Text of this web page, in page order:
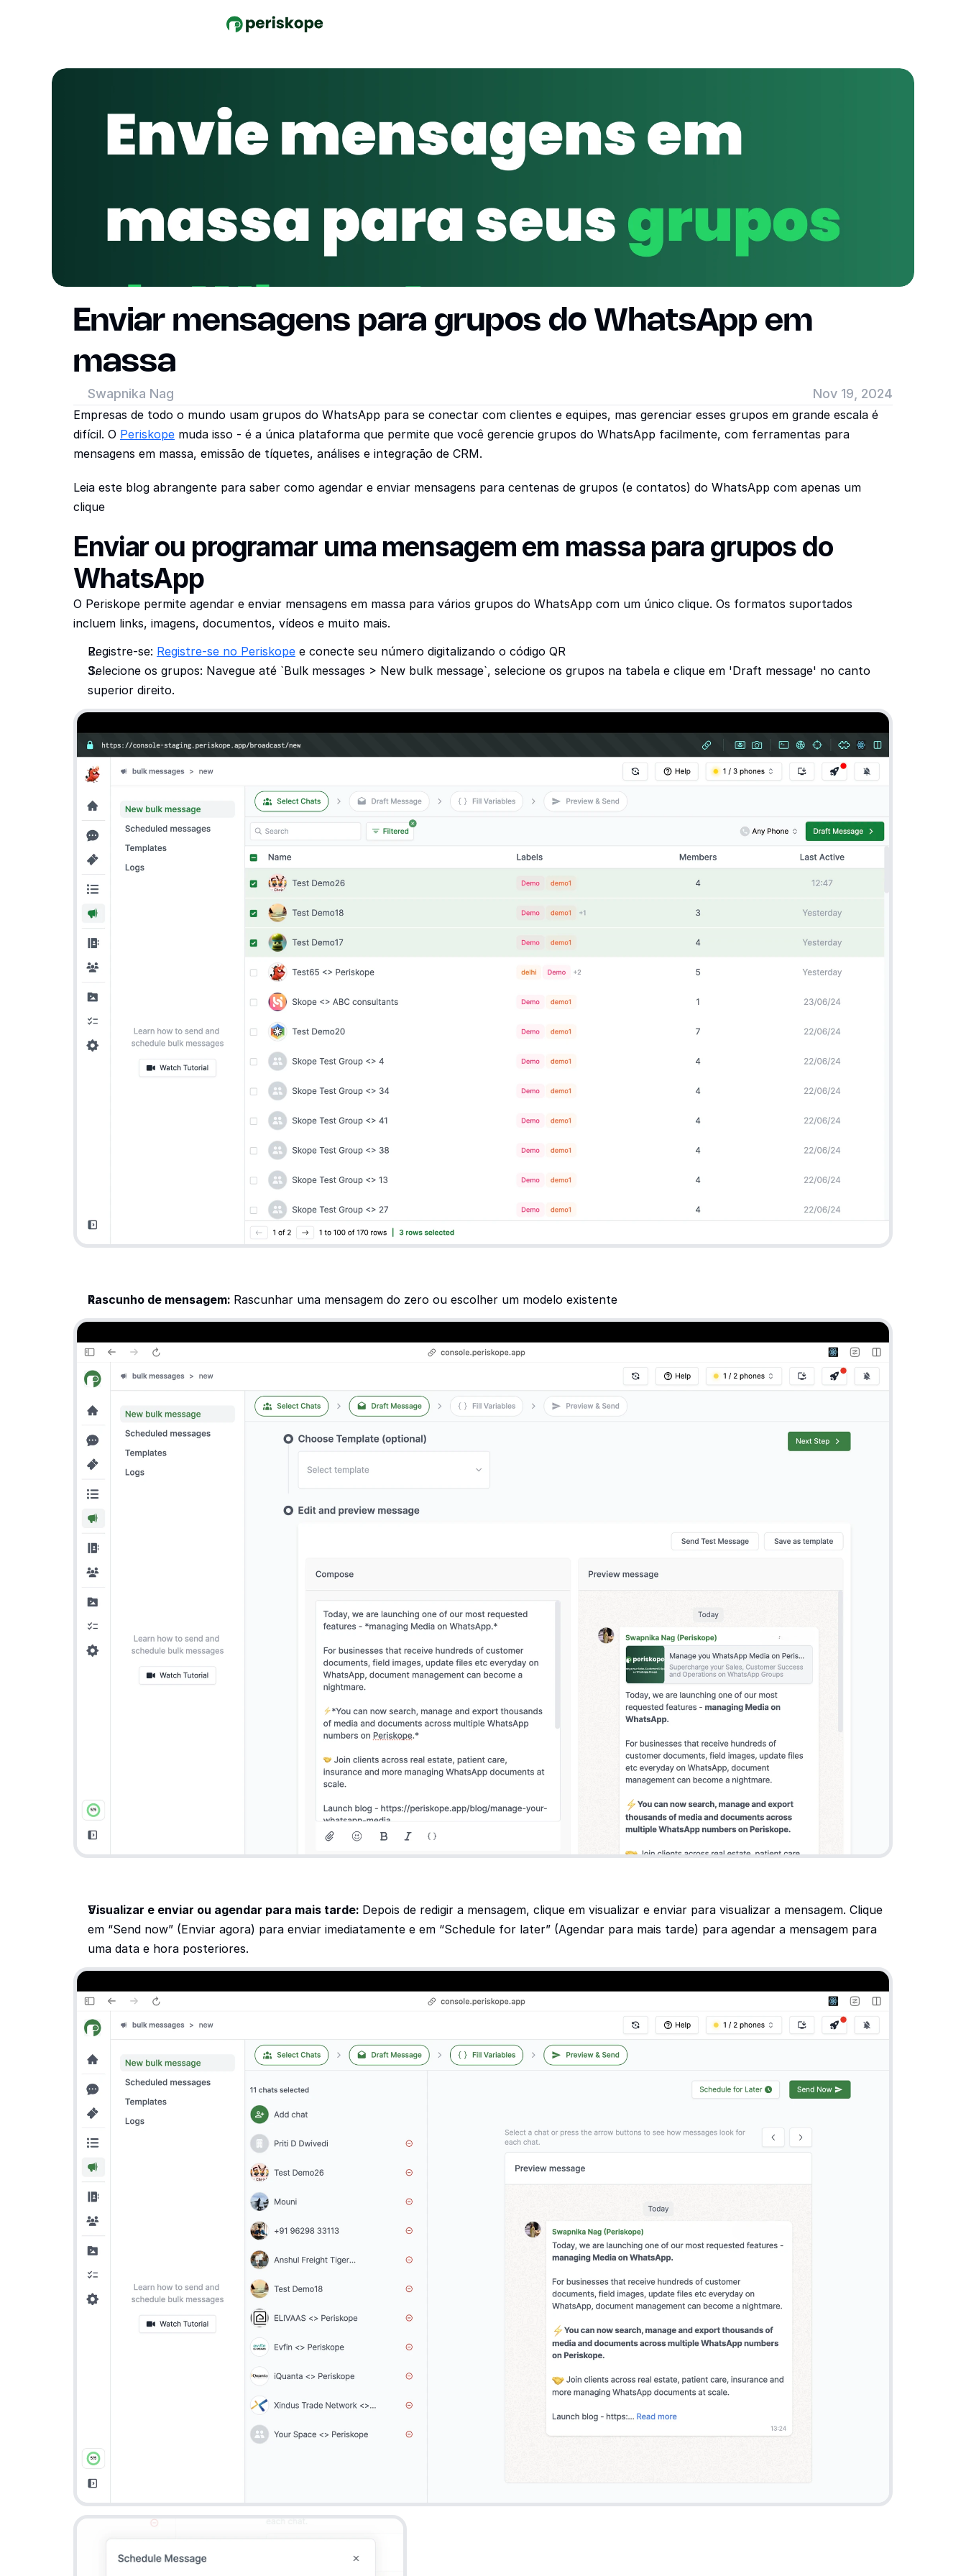
Enviar mensagens para grupos do WhatsApp em
massa
Swapnika Nag Nov 19, 2024
Empresas de todo o mundo usam grupos do WhatsApp para se conectar com clientes e equipes, mas gerenciar esses grupos em grande escala é
difícil. O Periskope muda isso - é a única plataforma que permite que você gerencie grupos do WhatsApp facilmente, com ferramentas para
mensagens em massa, emissão de tíquetes, análises e integração de CRM.
Leia este blog abrangente para saber como agendar e enviar mensagens para centenas de grupos (e contatos) do WhatsApp com apenas um
clique
Enviar ou programar uma mensagem em massa para grupos do
WhatsApp
O Periskope permite agendar e enviar mensagens em massa para vários grupos do WhatsApp com um único clique. Os formatos suportados
incluem links, imagens, documentos, vídeos e muito mais.
Registre-se: Registre-se no Periskope e conecte seu número digitalizando o código QR
Selecione os grupos: Navegue até `Bulk messages > New bulk message`, selecione os grupos na tabela e clique em 'Draft message' no canto
superior direito.
Rascunho de mensagem: Rascunhar uma mensagem do zero ou escolher um modelo existente
Visualizar e enviar ou agendar para mais tarde: Depois de redigir a mensagem, clique em visualizar e enviar para visualizar a mensagem. Clique
em “Send now” (Enviar agora) para enviar imediatamente e em “Schedule for later” (Agendar para mais tarde) para agendar a mensagem para
uma data e hora posteriores.